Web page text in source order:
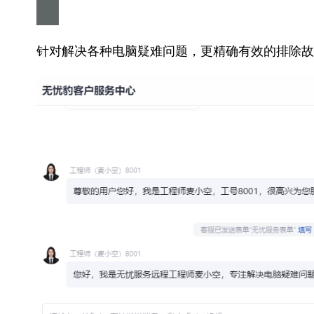
针对解决各种电脑疑难问题，更精确有效的排除